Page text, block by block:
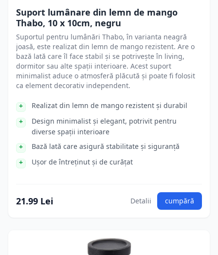
Suport lumânare din lemn de mango
Thabo, 10 x 10cm, negru
Suportul pentru lumânări Thabo, în varianta neagră
joasă, este realizat din lemn de mango rezistent. Are o
bază lată care îl face stabil și se potrivește în living,
dormitor sau alte spații interioare. Acest suport
minimalist aduce o atmosferă plăcută și poate fi folosit
ca element decorativ independent.
Realizat din lemn de mango rezistent și durabil
Design minimalist și elegant, potrivit pentru
diverse spații interioare
Bază lată care asigură stabilitate și siguranță
Ușor de întreținut și de curățat
21.99 Lei Detalii cumpără